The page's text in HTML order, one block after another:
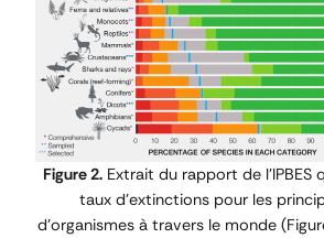
Figure 2.Extrait du rapport de l’IPBES
taux d’extinctions pour les
d’organismes à travers le monde